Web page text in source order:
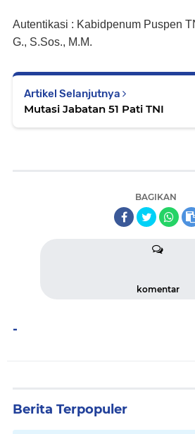
Autentikasi : Kabidpenum Puspen
G., S.Sos., M.M.
Artikel Selanjutnya
Mutasi Jabatan 51 Pati TNI
BAGIKAN
komentar
-
Berita Terpopuler